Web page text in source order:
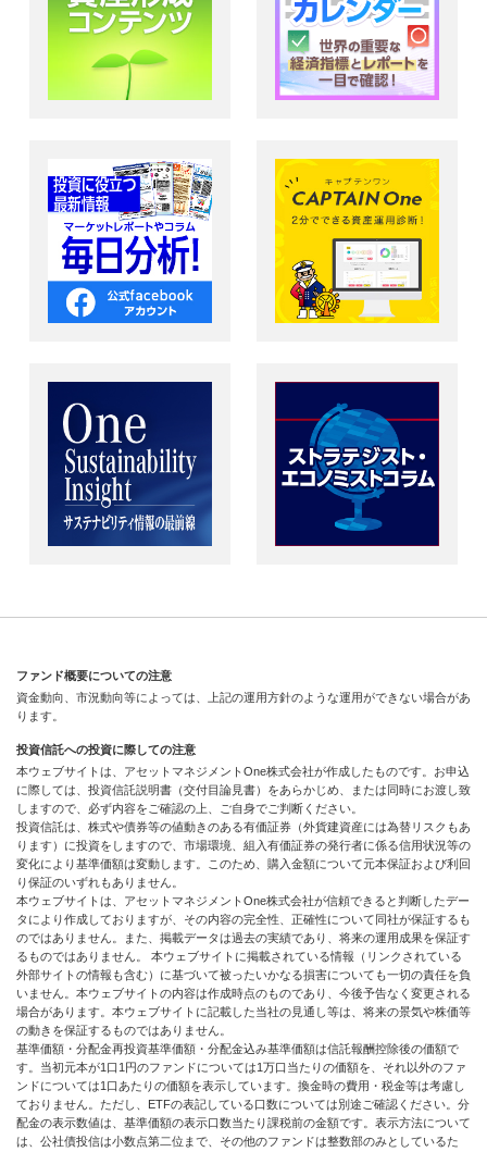
ファンド概要についての注意
資金動向、市況動向等によっては、上記の運用方針のような運用ができない場合があ
ります。
投資信託への投資に際しての注意
本ウェブサイトは、アセットマネジメントOne株式会社が作成したものです。お申込
に際しては、投資信託説明書（交付目論見書）をあらかじめ、または同時にお渡し致
しますので、必ず内容をご確認の上、ご自身でご判断ください。
投資信託は、株式や債券等の値動きのある有価証券（外貨建資産には為替リスクもあ
ります）に投資をしますので、市場環境、組入有価証券の発行者に係る信用状況等の
変化により基準価額は変動します。このため、購入金額について元本保証および利回
り保証のいずれもありません。
本ウェブサイトは、アセットマネジメントOne株式会社が信頼できると判断したデー
タにより作成しておりますが、その内容の完全性、正確性について同社が保証するも
のではありません。また、掲載データは過去の実績であり、将来の運用成果を保証す
るものではありません。 本ウェブサイトに掲載されている情報（リンクされている
外部サイトの情報も含む）に基づいて被ったいかなる損害についても一切の責任を負
いません。本ウェブサイトの内容は作成時点のものであり、今後予告なく変更される
場合があります。本ウェブサイトに記載した当社の見通し等は、将来の景気や株価等
の動きを保証するものではありません。
基準価額・分配金再投資基準価額・分配金込み基準価額は信託報酬控除後の価額で
す。当初元本が1口1円のファンドについては1万口当たりの価額を、それ以外のファ
ンドについては1口あたりの価額を表示しています。換金時の費用・税金等は考慮し
ておりません。ただし、ETFの表記している口数については別途ご確認ください。分
配金の表示数値は、基準価額の表示口数当たり課税前の金額です。表示方法について
は、公社債投信は小数点第二位まで、その他のファンドは整数部のみとしているた